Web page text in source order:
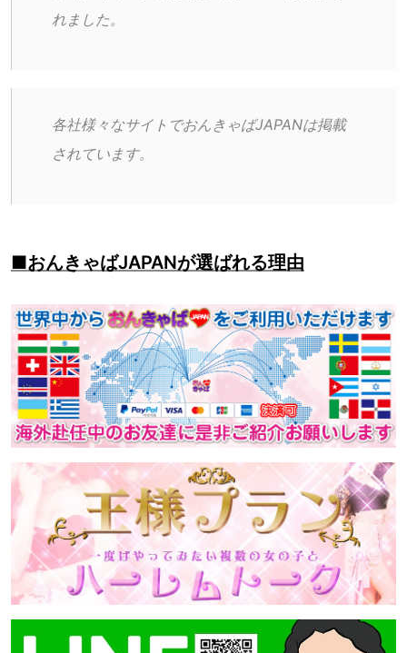
れました。
各社様々なサイトでおんきゃばJAPANは掲載
されています。
■おんきゃばJAPANが選ばれる理由